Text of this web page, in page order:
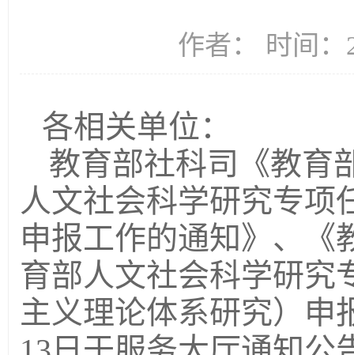
作者： 时间：
各相关单位：
教育部社科司《教育
人文社会科学研究专项
申报工作的通知》、《
育部人文社会科学研究
主义理论体系研究）申